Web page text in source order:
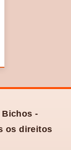
-
os direitos